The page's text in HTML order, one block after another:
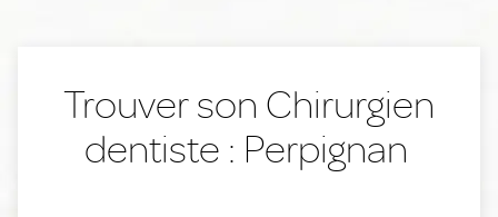
Trouver son Chirurgien
dentiste : Perpignan